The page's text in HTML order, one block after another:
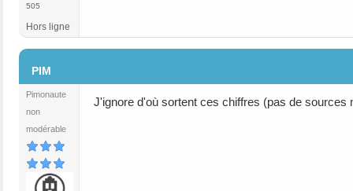
505
Hors ligne
PIM
Pimonaute
non
modérable
J'ignore d'où sortent ces chiffres (pas de sources